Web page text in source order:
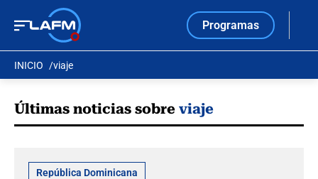
Programas
INICIO viaje
Últimas noticias sobre viaje
República Dominicana